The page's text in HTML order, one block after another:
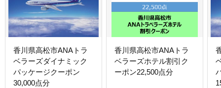
香川県高松市ANAトラ
ベラーズダイナミック
パッケージクーポン
30,000点分
香川県高松市ANAトラ
ベラーズホテル割引ク
ーポン22,500点分